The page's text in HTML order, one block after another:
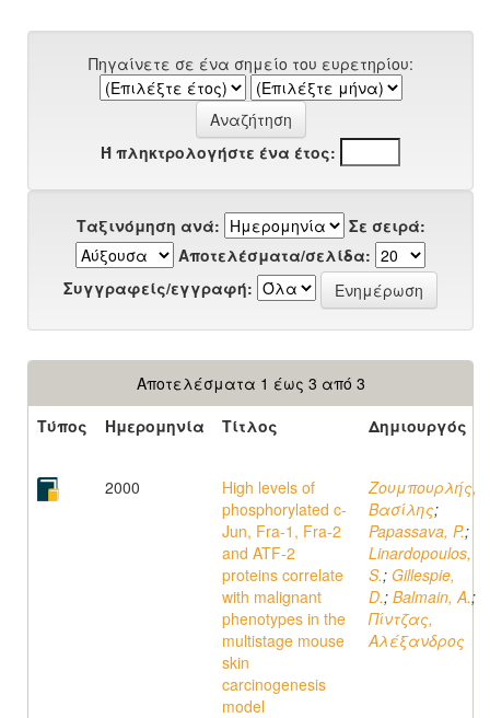
Πηγαίνετε σε ένα σημείο του ευρετηρίου:
Ή πληκτρολογήστε ένα έτος:
Ταξινόμηση ανά:
Σε σειρά:
Αποτελέσματα/σελίδα:
Συγγραφείς/εγγραφή:
Αποτελέσματα 1 έως 3 από 3
Τύπος
Ημερομηνία Τίτλος Δημιουργός
2000
High levels of
phosphorylated c-
Jun, Fra-1, Fra-2
and ATF-2
proteins correlate
with malignant
phenotypes in the
multistage mouse
skin
carcinogenesis
model
Ζουμπουρλής,
Βασίλης;
Papassava, P.;
Linardopoulos,
S.; Gillespie,
D.; Balmain, A.;
Πίντζας,
Αλέξανδρος